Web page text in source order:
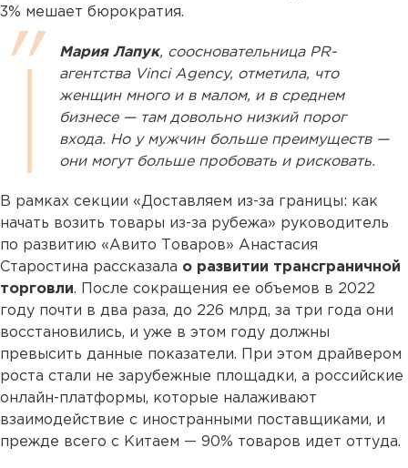
3% мешает бюрократия.
Мария Лапук, соосновательница PR-
агентства Vinci Agency, отметила, что
женщин много и в малом, и в среднем
бизнесе — там довольно низкий порог
входа. Но у мужчин больше преимуществ —
они могут больше пробовать и рисковать.
В рамках секции «Доставляем из-за границы: как
начать возить товары из-за рубежа» руководитель
по развитию «Авито Товаров» Анастасия
Старостина рассказала о развитии трансграничной
торговли. После сокращения ее объемов в 2022
году почти в два раза, до 226 млрд, за три года они
восстановились, и уже в этом году должны
превысить данные показатели. При этом драйвером
роста стали не зарубежные площадки, а российские
онлайн-платформы, которые налаживают
взаимодействие с иностранными поставщиками, и
прежде всего с Китаем — 90% товаров идет оттуда.